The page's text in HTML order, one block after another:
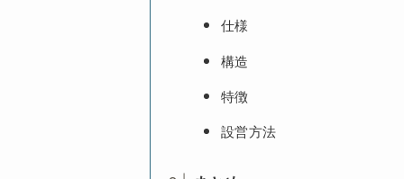
仕様
構造
特徴
設営方法